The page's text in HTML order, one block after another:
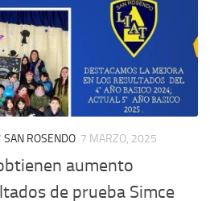
SAN ROSENDO 7 MARZO, 2025
aumento
de prueba Simce